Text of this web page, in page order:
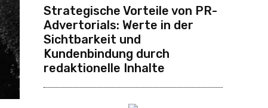
Strategische Vorteile von PR-
Advertorials: Werte in der
Sichtbarkeit und
Kundenbindung durch
redaktionelle Inhalte